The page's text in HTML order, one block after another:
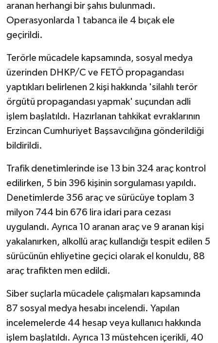
aranan herhangi bir şahıs bulunmadı.
Operasyonlarda 1 tabanca ile 4 bıçak ele
geçirildi.
Terörle mücadele kapsamında, sosyal medya
üzerinden DHKP/C ve FETÖ propagandası
yaptıkları belirlenen 2 kişi hakkında 'silahlı terör
örgütü propagandası yapmak' suçundan adli
işlem başlatıldı. Hazırlanan tahkikat evraklarının
Erzincan Cumhuriyet Başsavcılığına gönderildiği
bildirildi.
Trafik denetimlerinde ise 13 bin 324 araç kontrol
edilirken, 5 bin 396 kişinin sorgulaması yapıldı.
Denetimlerde 356 araç ve sürücüye toplam 3
milyon 744 bin 676 lira idari para cezası
uygulandı. Ayrıca 10 aranan araç ve 9 aranan kişi
yakalanırken, alkollü araç kullandığı tespit edilen 5
sürücünün ehliyetine geçici olarak el konuldu, 88
araç trafikten men edildi.
Siber suçlarla mücadele çalışmaları kapsamında
87 sosyal medya hesabı incelendi. Yapılan
incelemelerde 44 hesap veya kullanıcı hakkında
işlem başlatıldı. Ayrıca 13 müstehcen içerikli, 40
POLİTİKA
Sağlık
SİYASET
SPOR HABERLERİ
TEKNOLOJİ
Turizm
YAŞAM
YEREL
Yerel Haberler